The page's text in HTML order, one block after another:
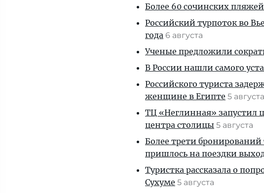
Более 60 сочинских
Российский турпоток во
года 6 августа
Ученые предложили
В России нашли самого
Российского туриста
женщине в Египте 5 августа
ТЦ «Неглинная» запустил
центра столицы 5 августа
Более трети
пришлось на поездки
Туристка рассказала о
Сухуме 5 августа